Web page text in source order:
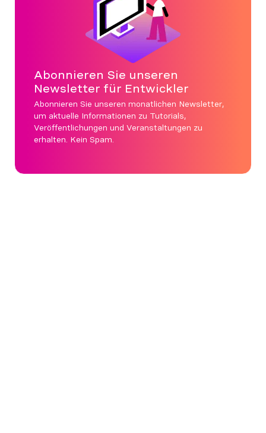
Abonnieren Sie unseren
Newsletter für Entwickler
Abonnieren Sie unseren monatlichen Newsletter,
um aktuelle Informationen zu Tutorials,
Veröffentlichungen und Veranstaltungen zu
erhalten. Kein Spam.